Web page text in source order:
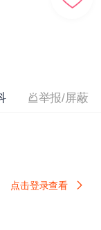
举报/屏蔽
点击登录查看